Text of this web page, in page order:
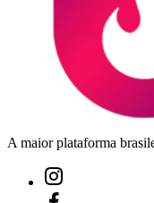
A maior plataforma